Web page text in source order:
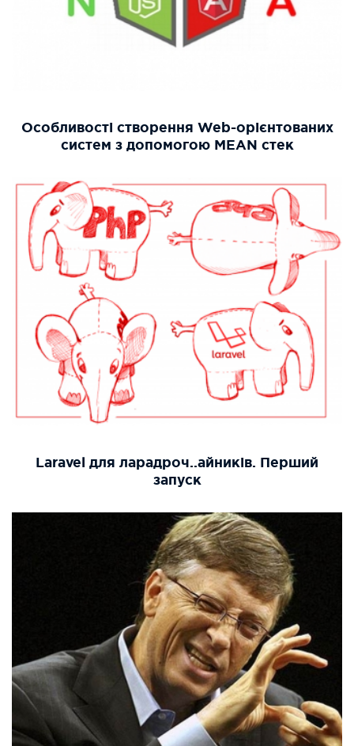
Особливості створення Web-орієнтованих
систем з допомогою MEAN стек
Laravel для ларадроч..айників. Перший
запуск